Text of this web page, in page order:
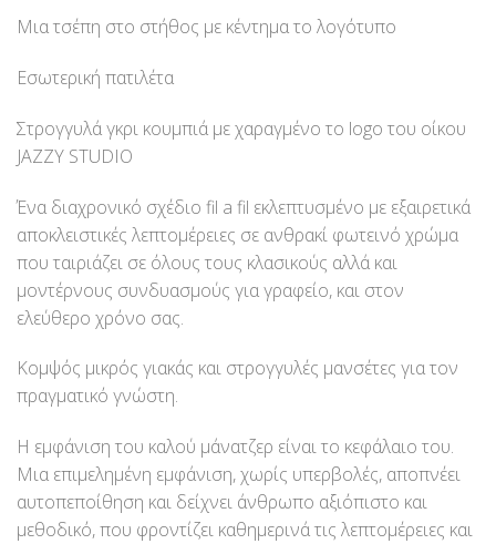
Μια τσέπη στο στήθος με κέντημα το λογότυπο
Εσωτερική πατιλέτα
Στρογγυλά γκρι κουμπιά με χαραγμένο το logo του οίκου
JAZZY STUDIO
Ένα διαχρονικό σχέδιο fil a fil εκλεπτυσμένο με εξαιρετικά
αποκλειστικές λεπτομέρειες σε ανθρακί φωτεινό χρώμα
που ταιριάζει σε όλους τους κλασικούς αλλά και
μοντέρνους συνδυασμούς για γραφείο, και στον
ελεύθερο χρόνο σας.
Κομψός μικρός γιακάς και στρογγυλές μανσέτες για τον
πραγματικό γνώστη.
Η εμφάνιση του καλού μάνατζερ είναι το κεφάλαιο του.
Μια επιμελημένη εμφάνιση, χωρίς υπερβολές, αποπνέει
αυτοπεποίθηση και δείχνει άνθρωπο αξιόπιστο και
μεθοδικό, που φροντίζει καθημερινά τις λεπτομέρειες και